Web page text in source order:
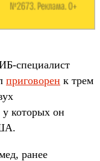
специалист
приговорен к трем
которых он
ранее